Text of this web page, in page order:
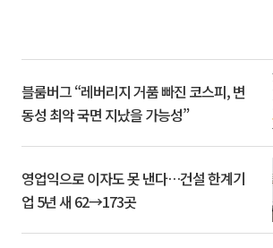
블룸버그 “레버리지 거품 빠진 코스피, 변
동성 최악 국면 지났을 가능성”
영업익으로 이자도 못 낸다…건설 한계기
업 5년 새 62→173곳